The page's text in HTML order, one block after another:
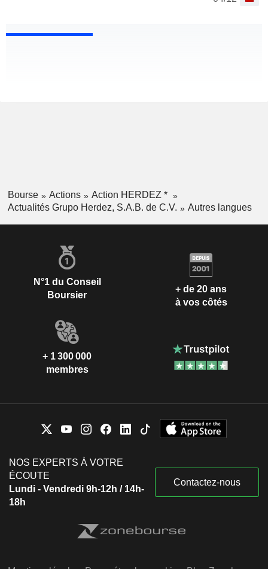
Bourse Actions
Action HERDEZ *
Actualités Grupo Herdez, S.A.B. de C.V.
Autres langues
N°1 du Conseil
Boursier
+ de 20 ans
à vos côtés
+ 1 300 000
membres
NOS EXPERTS À VOTRE
ÉCOUTE
Lundi - Vendredi 9h-12h / 14h-
18h
Contactez-nous